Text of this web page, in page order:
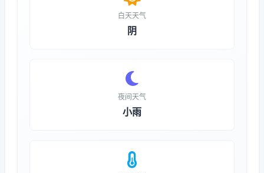
白天天气
阴
夜间天气
小雨